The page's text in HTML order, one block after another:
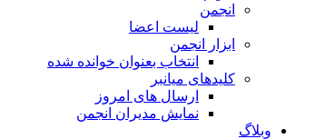
انجمن
لیست اعضا
ابزار انجمن
انتخاب بعنوان خوانده شده
کلیدهای میانبر
ارسال های امروز
نمایش مدیران انجمن
وبلاگ